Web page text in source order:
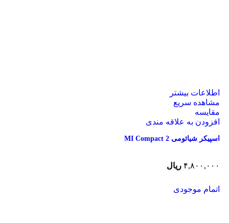
اطلاعات بیشتر
مشاهده سریع
مقایسه
افزودن به علاقه مندی
اسپیکر شیائومی MI Compact 2
۴,۸۰۰,۰۰۰ ریال
اتمام موجودی